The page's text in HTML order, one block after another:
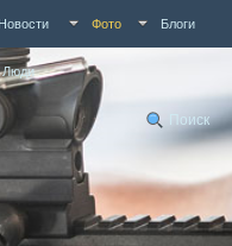
Новости Фото Блоги
Люди
Поиск